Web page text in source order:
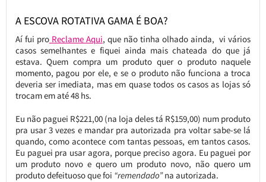
A ESCOVA ROTATIVA GAMA É BOA?
Aí fui proReclame Aqui, que não tinha olhado ainda, vi vários
casos semelhantes e fiquei ainda mais chateada do que já
estava. Quem compra um produto quer o produto naquele
momento, pagou por ele, e se o produto não funciona a troca
deveria ser imediata, mas em quase todos os casos as lojas só
trocam em até 48 hs.
Eu não paguei R$221,00 (na loja deles tá R$159,00) num produto
pra usar 3 vezes e mandar pra autorizada pra voltar sabe-se lá
quando, como acontece com tantas pessoas, em tantos casos.
Eu paguei pra usar agora, porque preciso agora. Eu paguei por
um produto novo e quero um produto novo, não quero um
produto defeituoso que foi “remendado”na autorizada.